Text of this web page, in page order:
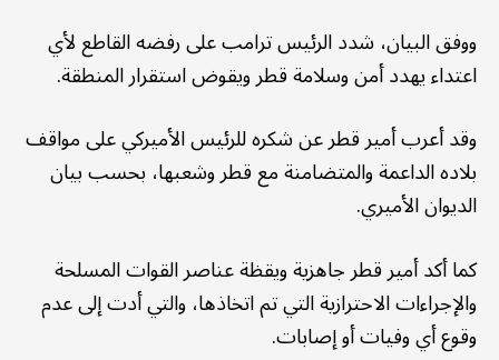
ووفق البيان، شدد الرئيس ترامب على رفضه القاطع لأي
اعتداء يهدد أمن وسلامة قطر ويقوض استقرار المنطقة.
وقد أعرب أمير قطر عن شكره للرئيس الأميركي على مواقف
بلاده الداعمة والمتضامنة مع قطر وشعبها، بحسب بيان
الديوان الأميري.
كما أكد أمير قطر جاهزية ويقظة عناصر القوات المسلحة
والإجراءات الاحترازية التي تم اتخاذها، والتي أدت إلى عدم
وقوع أي وفيات أو إصابات.